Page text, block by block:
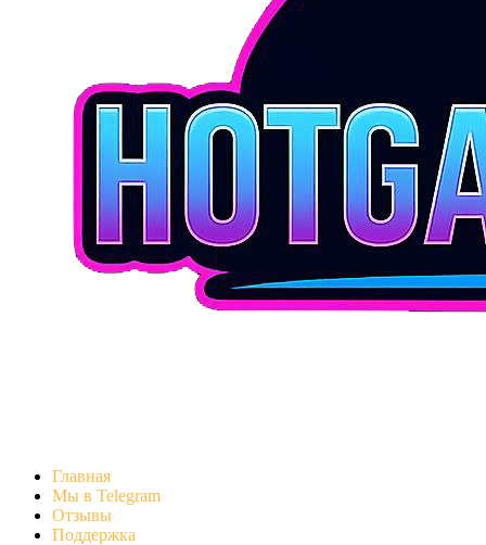
Главная
Мы в Telegram
Отзывы
Поддержка